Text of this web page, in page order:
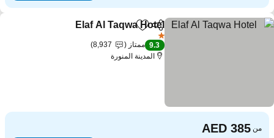
مشاركةAdd to favorites
Elaf Al Taqwa Hotel
9.3 ممتاز
8,937
المدينة المنورة
من